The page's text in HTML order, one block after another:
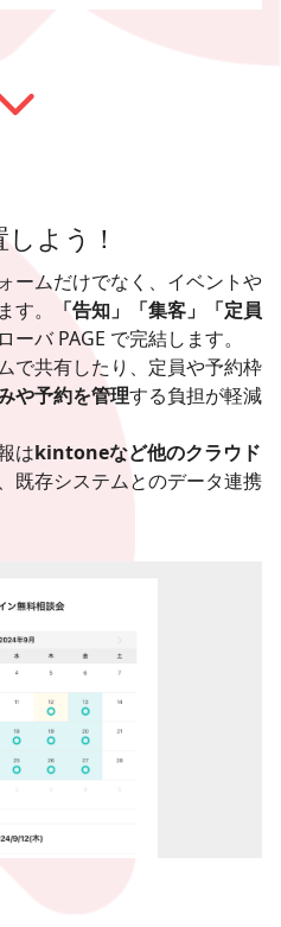
よう！
ームだけでなく、イベントや
。
「告知」「集客」「定員
ーバ PAGE で完結します。
で共有したり、定員や予約枠
や予約を管理する負担が軽減
はkintoneなど他のクラウド
既存システムとのデータ連携